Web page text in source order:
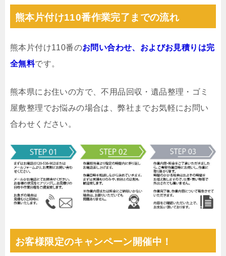
熊本片付け110番作業完了までの流れ
熊本片付け110番のお問い合わせ、およびお見積りは完
全無料です。
熊本県にお住いの方で、不用品回収・遺品整理・ゴミ
屋敷整理でお悩みの場合は、弊社までお気軽にお問い
合わせください。
お客様限定のキャンペーン開催中！